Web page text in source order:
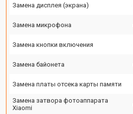
Замена дисплея (экрана)
Замена микрофона
Замена кнопки включения
Замена байонета
Замена платы отсека карты памяти
Замена затвора фотоаппарата
Xiaomi